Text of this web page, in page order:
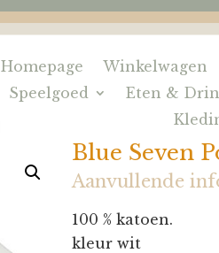
Homepage Winkelwagen
Speelgoed
Eten &
Blue Seven
Aanvullende
100 % katoen.
kleur wit